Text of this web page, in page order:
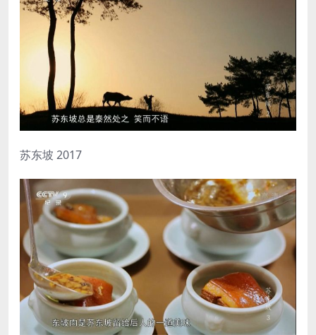
苏东坡 2017